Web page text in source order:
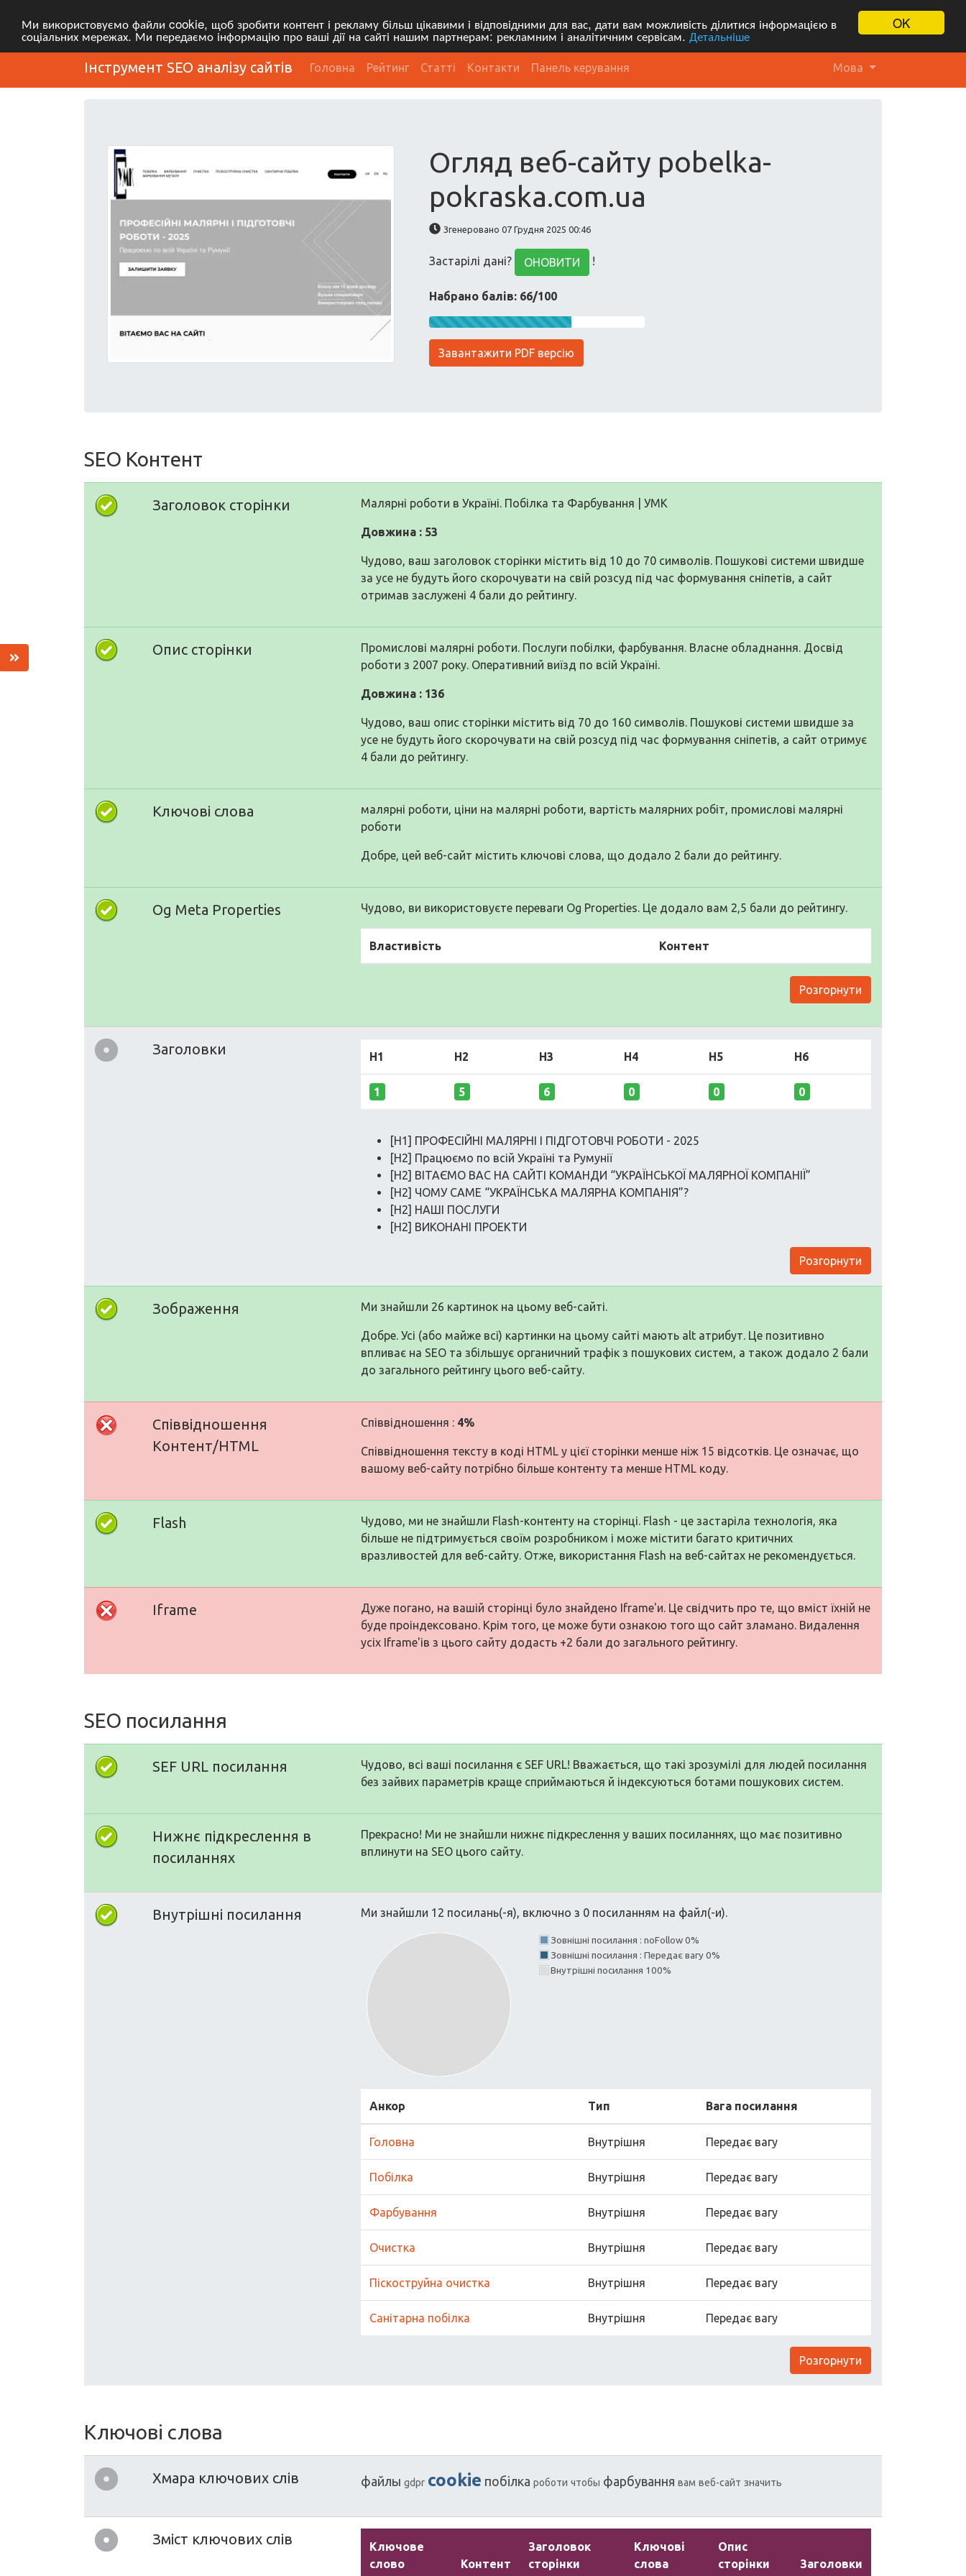
OK
Ми використовуємо файли cookie, щоб зробити контент і рекламу більш цікавими і відповідними для вас, дати вам можливість ділитися інформацією в
соціальних мережах. Ми передаємо інформацію про ваші дії на сайті нашим партнерам: рекламним і аналітичним сервісам. Детальніше
Інструмент SEO аналізу сайтів Головна Рейтинг Статті Контакти Панель керування Мова
Огляд веб-сайту pobelka-
pokraska.com.ua
Згенеровано 07 Грудня 2025 00:46
Застарілі дані? ОНОВИТИ !
Набрано балів: 66/100
Завантажити PDF версію
SEO Контент
Заголовок сторінки Малярні роботи в Україні. Побілка та Фарбування | УМК
Довжина : 53
Чудово, ваш заголовок сторінки містить від 10 до 70 символів. Пошукові системи швидше
за усе не будуть його скорочувати на свій розсуд під час формування сніпетів, а сайт
отримав заслужені 4 бали до рейтингу.
Опис сторінки
Промислові малярні роботи. Послуги побілки, фарбування. Власне обладнання. Досвід
роботи з 2007 року. Оперативний виїзд по всій Україні.
Довжина : 136
Чудово, ваш опис сторінки містить від 70 до 160 символів. Пошукові системи швидше за
усе не будуть його скорочувати на свій розсуд під час формування сніпетів, а сайт отримує
4 бали до рейтингу.
Ключові слова
малярні роботи, ціни на малярні роботи, вартість малярних робіт, промислові малярні
роботи
Добре, цей веб-сайт містить ключові слова, що додало 2 бали до рейтингу.
Og Meta Properties Чудово, ви використовуєте переваги Og Properties. Це додало вам 2,5 бали до рейтингу.
Властивість Контент
Розгорнути
Заголовки H1 H2 H3 H4 H5 H6
1 5 6 0 0 0
[H1] ПРОФЕСІЙНІ МАЛЯРНІ І ПІДГОТОВЧІ РОБОТИ - 2025
[H2] Працюємо по всій Україні та Румунії
[H2] ВІТАЄМО ВАС НА САЙТІ КОМАНДИ “УКРАЇНСЬКОЇ МАЛЯРНОЇ КОМПАНІЇ”
[H2] ЧОМУ САМЕ “УКРАЇНСЬКА МАЛЯРНА КОМПАНІЯ”?
[H2] НАШІ ПОСЛУГИ
[H2] ВИКОНАНІ ПРОЕКТИ
Розгорнути
Зображення Ми знайшли 26 картинок на цьому веб-сайті.
Добре. Усі (або майже всі) картинки на цьому сайті мають alt атрибут. Це позитивно
впливає на SEO та збільшує органичний трафік з пошукових систем, а також додало 2 бали
до загального рейтингу цього веб-сайту.
Співвідношення
Контент/HTML
Співвідношення : 4%
Співвідношення тексту в коді HTML у цієї сторінки менше ніж 15 відсотків. Це означає, що
вашому веб-сайту потрібно більше контенту та менше HTML коду.
Flash
Чудово, ми не знайшли Flash-контенту на сторінці. Flash - це застаріла технологія, яка
більше не підтримується своїм розробником і може містити багато критичних
вразливостей для веб-сайту. Отже, використання Flash на веб-сайтах не рекомендується.
Iframe
Дуже погано, на вашій сторінці було знайдено Iframe'и. Це свідчить про те, що вміст їхній не
буде проіндексовано. Крім того, це може бути ознакою того що сайт зламано. Видалення
усіх Iframe'ів з цього сайту додасть +2 бали до загального рейтингу.
SEO посилання
SEF URL посилання
Чудово, всі ваші посилання є SEF URL! Вважається, що такі зрозумілі для людей посилання
без зайвих параметрів краще сприймаються й індексуються ботами пошукових систем.
Нижнє підкреслення в
посиланнях
Прекрасно! Ми не знайшли нижнє підкреслення у ваших посиланнях, що має позитивно
вплинути на SEO цього сайту.
Внутрішні посилання Ми знайшли 12 посилань(-я), включно з 0 посиланням на файл(-и).
Зовнішні посилання : noFollow 0%
Зовнішні посилання : Передає вагу 0%
Внутрішні посилання 100%
Анкор Тип Вага посилання
Головна Внутрішня Передає вагу
Побілка Внутрішня Передає вагу
Фарбування Внутрішня Передає вагу
Очистка Внутрішня Передає вагу
Піскоструйна очистка Внутрішня Передає вагу
Санітарна побілка Внутрішня Передає вагу
Розгорнути
Ключові слова
Хмара ключових слів файлы gdpr cookie побілка роботи чтобы фарбування вам веб-сайт значить
Зміст ключових слів
Ключове
слово
Контент
Заголовок
сторінки
Ключові
слова
Опис
сторінки
Заголовки